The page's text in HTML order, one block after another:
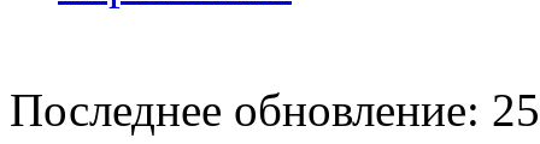
Последнее обновление: